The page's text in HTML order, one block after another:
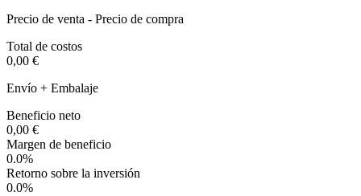
Precio de venta - Precio de compra
Total de costos
0,00 €
Envío + Embalaje
Beneficio neto
0,00 €
Margen de beneficio
0.0%
Retorno sobre la inversión
0.0%